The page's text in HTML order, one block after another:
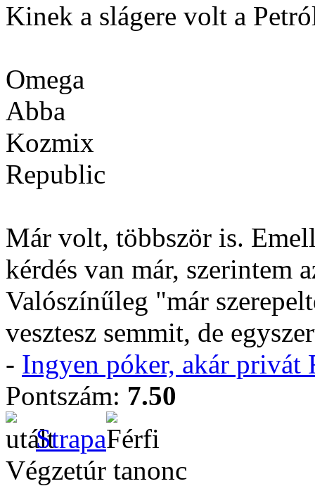
Kinek a slágere volt a
Omega
Abba
Kozmix
Republic
Már volt, többször is.
kérdés van már, szerintem
Valószínűleg "már
vesztesz semmit, de
- Ingyen póker, akár privát
Pontszám: 7.50
Strapa
Végzetúr tanonc